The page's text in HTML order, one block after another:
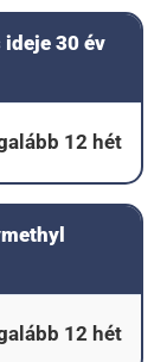
30 év
12 hét
12 hét